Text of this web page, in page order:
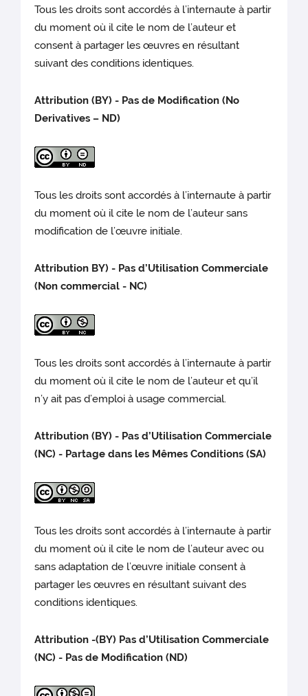
Tous les droits sont accordés à l’internaute à partir
du moment où il cite le nom de l’auteur et
consent à partager les œuvres en résultant
suivant des conditions identiques.
Attribution (BY) - Pas de Modification (No
Derivatives – ND)
Tous les droits sont accordés à l’internaute à partir
du moment où il cite le nom de l’auteur sans
modification de l’œuvre initiale.
Attribution BY) - Pas d’Utilisation Commerciale
(Non commercial - NC)
Tous les droits sont accordés à l’internaute à partir
du moment où il cite le nom de l’auteur et qu’il
n’y ait pas d’emploi à usage commercial.
Attribution (BY) - Pas d’Utilisation Commerciale
(NC) - Partage dans les Mêmes Conditions (SA)
Tous les droits sont accordés à l’internaute à partir
du moment où il cite le nom de l’auteur avec ou
sans adaptation de l’œuvre initiale consent à
partager les œuvres en résultant suivant des
conditions identiques.
Attribution -(BY) Pas d’Utilisation Commerciale
(NC) - Pas de Modification (ND)